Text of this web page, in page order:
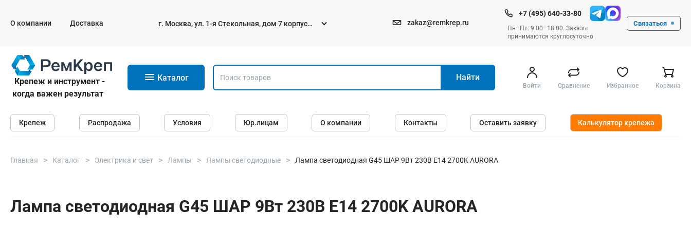
О компании Доставка
г. Москва, ул. 1-я Стекольная, дом 7 корпус
zakaz@remkrep.ru
+7 (495) 640-33-80
Пн–Пт: 9:00–18:00. Заказы
принимаются круглосуточно
Связаться
Крепеж и инструмент -
когда важен результат
Каталог
Крепеж
Анкеры
Саморезы и шурупы
Электро и бензоинструменты
Перфораторы
Ручные инструменты
Малярные
Найти
Войти Сравнение Избранное Корзина
Крепеж Распродажа Условия Юр.лицам О компании Контакты Оставить заявку Калькулятор крепежа
Главная Каталог Электрика и свет Лампы Лампы светодиодные Лампа светодиодная G45 ШАР 9Вт 230В E14 2700K AURORA
Лампа светодиодная G45 ШАР 9Вт 230В E14 2700K AURORA